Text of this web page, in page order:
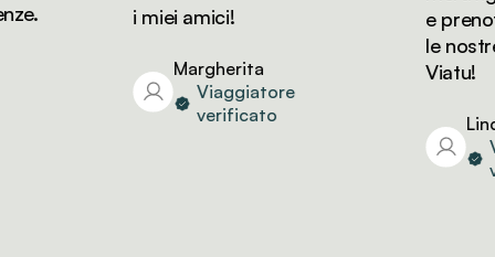
i miei amici!
Margherita
Viaggiatore
verificato
e
le nostre
Viatu!
Linda